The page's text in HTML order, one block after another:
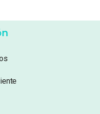
17,99€